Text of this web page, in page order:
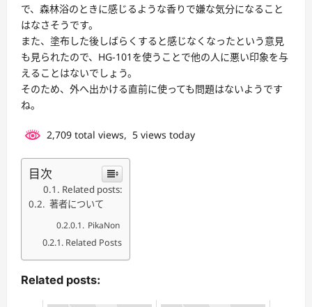
で、森林浴のときに感じるような香りで嫌な気分になること
はなさそうです。
また、塗布した後しばらくすると感じなくなったという意見
も見られたので、HG-101を使うことで他の人に悪い印象を与
えることはないでしょう。
そのため、外へ出かける直前に使っても問題はないようです
ね。
2,709 total views, 5 views today
目次
Related posts:
著者について
PikaNon
Related Posts
Related posts: